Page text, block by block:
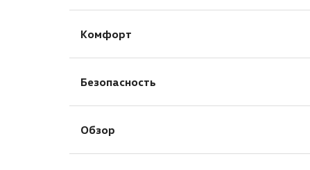
Bluetooth
USB
Розетка 12V
Комфорт
Запуск двигателя с кнопки
Мультифункциональное рулевое колесо
Безопасность
Система стабилизации (ESP)
Обзор